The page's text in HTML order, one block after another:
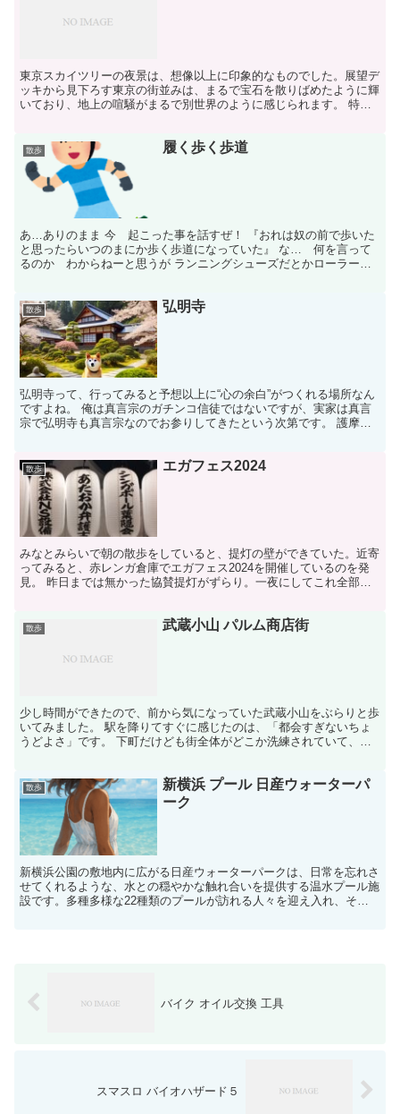
東京スカイツリーの夜景は、想像以上に印象的なものでした。展望デ
ッキから見下ろす東京の街並みは、まるで宝石を散りばめたように輝
いており、地上の喧騒がまるで別世界のように感じられます。 特に
散歩 履く歩く歩道
あ…ありのまま 今 起こった事を話すぜ！ 『おれは奴の前で歩いた
と思ったらいつのまにか歩く歩道になっていた』 な… 何を言って
るのか わからねーと思うが ランニングシューズだとかローラース
散歩 弘明寺
弘明寺って、行ってみると予想以上に“心の余白”がつくれる場所なん
ですよね。 俺は真言宗のガチンコ信徒ではないですが、実家は真言
宗で弘明寺も真言宗なのでお参りしてきたという次第です。 護摩だ
散歩 エガフェス2024
みなとみらいで朝の散歩をしていると、提灯の壁ができていた。近寄
ってみると、赤レンガ倉庫でエガフェス2024を開催しているのを発
見。 昨日までは無かった協賛提灯がずらり。一夜にしてこれ全部付
散歩 武蔵小山 パルム商店街
少し時間ができたので、前から気になっていた武蔵小山をぶらりと歩
いてみました。 駅を降りてすぐに感じたのは、「都会すぎないちょ
うどよさ」です。 下町だけども街全体がどこか洗練されていて、で
散歩
新横浜 プール 日産ウォーターパ
ーク
新横浜公園の敷地内に広がる日産ウォーターパークは、日常を忘れさ
せてくれるような、水との穏やかな触れ合いを提供する温水プール施
設です。多種多様な22種類のプールが訪れる人々を迎え入れ、その
バイク オイル交換 工具
スマスロ バイオハザード５